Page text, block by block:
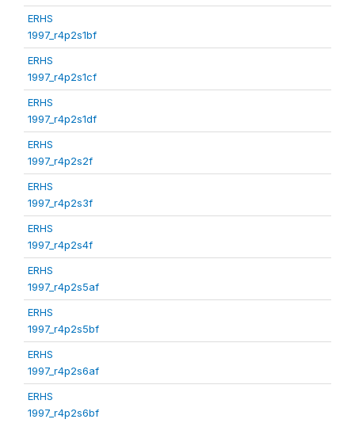
ERHS
1997_r4p2s1bf
ERHS
1997_r4p2s1cf
ERHS
1997_r4p2s1df
ERHS
1997_r4p2s2f
ERHS
1997_r4p2s3f
ERHS
1997_r4p2s4f
ERHS
1997_r4p2s5af
ERHS
1997_r4p2s5bf
ERHS
1997_r4p2s6af
ERHS
1997_r4p2s6bf